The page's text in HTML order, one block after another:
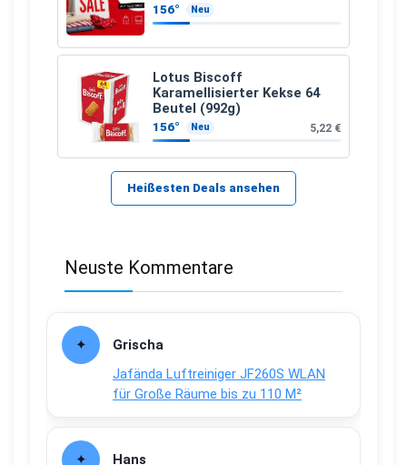
156° Neu
Lotus Biscoff
Karamellisierter Kekse 64
Beutel (992g)
156° Neu 5,22 €
Heißesten Deals ansehen
Neuste Kommentare
Grischa
Jafända Luftreiniger JF260S WLAN
für Große Räume bis zu 110 M²
Hans